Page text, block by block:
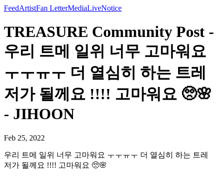
FeedArtistFan LetterMediaLiveNotice
TREASURE Community Post -
우리 트메 일위 너무 고마워요
ㅜㅜㅠㅜ 더 열심히 하는 트레
저가 될께요 !!!! 고마워요 🥺🌸
- JIHOON
Feb 25, 2022
우리 트메 일위 너무 고마워요 ㅜㅜㅠㅜ 더 열심히 하는 트레
저가 될께요 !!!! 고마워요 🥺🌸